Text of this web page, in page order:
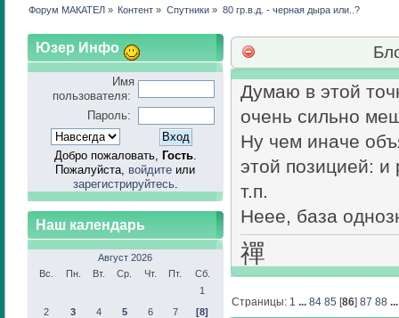
Форум МАКАТЕЛ » Контент » Спутники » 80 гр.в.д. - черная дыра или..?
Юзер Инфо
Имя
пользователя:
Пароль:
Добро пожаловать, Гость.
Пожалуйста, войдите или
зарегистрируйтесь.
Наш календарь
Август 2026
Вс.
Пн. Вт. Ср. Чт. Пт.
Сб.
1
2
3 4 5 6 7
[8]
Думаю в этой
очень сильно
Ну чем иначе
этой позицией: и
т.п.
Неее, база
禪
Страницы: 1 ...84 85 [86]87 88